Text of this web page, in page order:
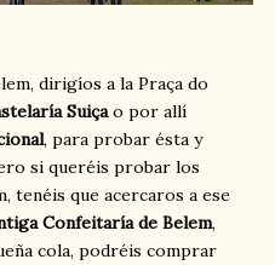
dirigíos a la Praça do
Suiçao por allí
, para probar ésta y
si queréis probar los
tenéis que acercaros a ese
Confeitaría de Belem,
cola, podréis comprar